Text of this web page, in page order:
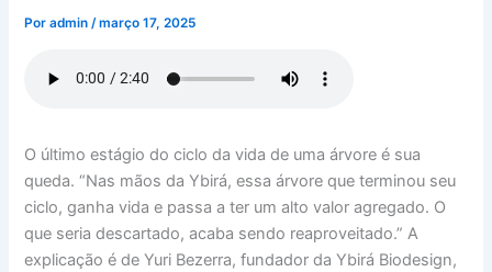
Poradmin/março 17, 2025
O último estágio do ciclo da vida de uma árvore é sua
queda. “Nas mãos da Ybirá, essa árvore que terminou seu
ciclo, ganha vida e passa a ter um alto valor agregado. O
que seria descartado, acaba sendo reaproveitado.” A
explicação é de Yuri Bezerra, fundador da Ybirá Biodesign,